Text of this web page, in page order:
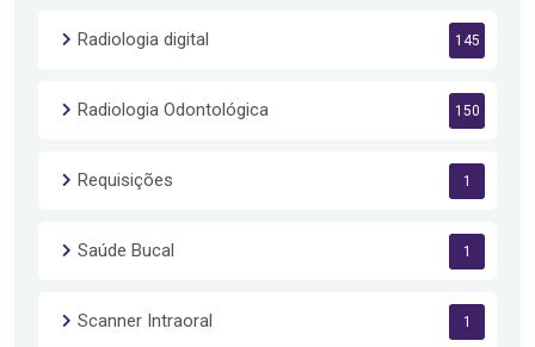
Radiologia digital 145
Radiologia Odontológica 150
Requisições 1
Saúde Bucal 1
Scanner Intraoral 1